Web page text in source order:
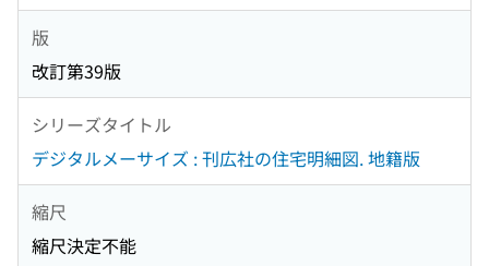
版
改訂第39版
シリーズタイトル
デジタルメーサイズ : 刊広社の住宅明細図. 地籍版
縮尺
縮尺決定不能